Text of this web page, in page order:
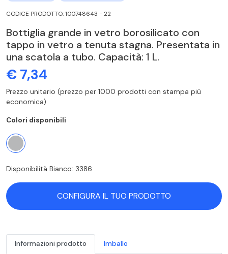
CODICE PRODOTTO: 100748643 - 22
Bottiglia grande in vetro borosilicato con
tappo in vetro a tenuta stagna. Presentata in
una scatola a tubo. Capacità: 1 L.
€ 7,34
Prezzo unitario (prezzo per 1000 prodotti con stampa più
economica)
Colori disponibili
Disponibilità Bianco: 3386
CONFIGURA IL TUO PRODOTTO
Informazioni prodotto Imballo